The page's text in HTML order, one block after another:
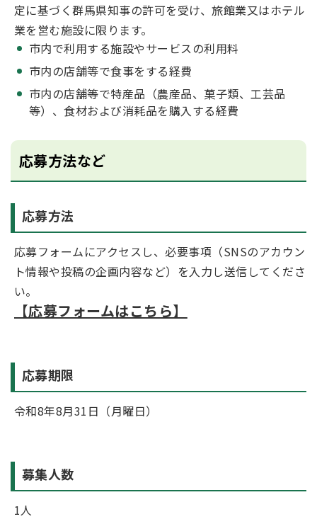
定に基づく群馬県知事の許可を受け、旅館業又はホテル
業を営む施設に限ります。
市内で利用する施設やサービスの利用料
市内の店舗等で食事をする経費
市内の店舗等で特産品（農産品、菓子類、工芸品
等）、食材および消耗品を購入する経費
応募方法など
応募方法
応募フォームにアクセスし、必要事項（SNSのアカウン
ト情報や投稿の企画内容など）を入力し送信してくださ
い。
【応募フォームはこちら】
応募期限
令和8年8月31日（月曜日）
募集人数
1人